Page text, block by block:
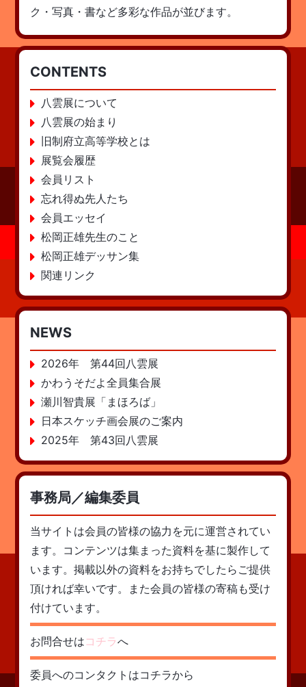
ク・写真・書など多彩な作品が並びます。
CONTENTS
八雲展について
八雲展の始まり
旧制府立高等学校とは
展覧会履歴
会員リスト
忘れ得ぬ先人たち
会員エッセイ
松岡正雄先生のこと
松岡正雄デッサン集
関連リンク
NEWS
2026年 第44回八雲展
かわうそだよ全員集合展
瀬川智貴展「まほろば」
日本スケッチ画会展のご案内
2025年 第43回八雲展
事務局／編集委員
当サイトは会員の皆様の協力を元に運営されてい
ます。コンテンツは集まった資料を基に製作して
います。掲載以外の資料をお持ちでしたらご提供
頂ければ幸いです。また会員の皆様の寄稿も受け
付けています。
お問合せは コチラへ
委員へのコンタクトはコチラから